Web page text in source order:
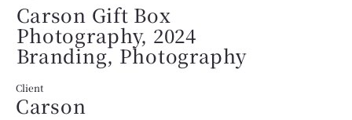
Carson Gift Box
Photography, 2024
Branding, Photography
Client
Carson